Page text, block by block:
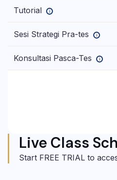
Tutorial i
Sesi Strategi Pra-tes i
Konsultasi Pasca-Tes i
Live Class
Start FREE TRIAL to